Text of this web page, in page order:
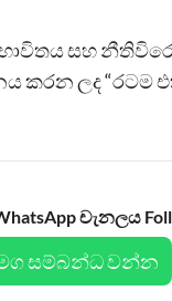
භාවිතය සහ
කරන ලද “රටම
චැනලය
සම්බන්ධ වන්න